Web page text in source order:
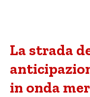
La strada
in onda